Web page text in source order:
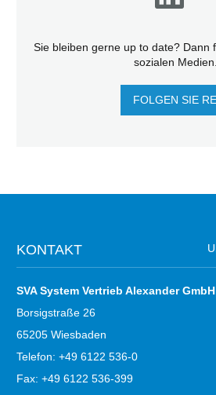
Sie bleiben gerne up to date? Dann
sozialen Medien.
FOLGEN SIE
KONTAKT
SVA System Vertrieb Alexander GmbH
Borsigstraße 26
65205 Wiesbaden
Telefon: +49 6122 536-0
Fax: +49 6122 536-399